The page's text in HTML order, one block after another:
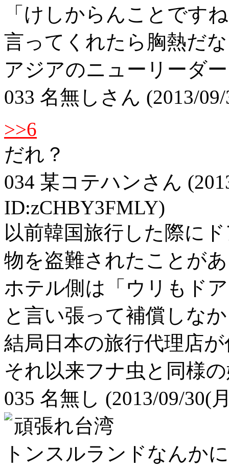
「けしからんことです
言ってくれたら胸熱だ
アジアのニューリーダ
033 名無しさん (2013/
>>6
だれ？
034 某コテハンさん
ID:zCHBY3FMLY)
以前韓国旅行した際に
物を盗難されたことが
ホテル側は「ウリもド
と言い張って補償しな
結局日本の旅行代理店
それ以来フナ虫と同様
035 名無し (2013/09/30(
頑張れ台湾
トンスルランドなんか